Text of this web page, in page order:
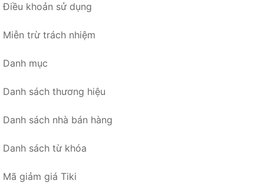
Điều khoản sử dụng
Miễn trừ trách nhiệm
Danh mục
Danh sách thương hiệu
Danh sách nhà bán hàng
Danh sách từ khóa
Mã giảm giá Tiki